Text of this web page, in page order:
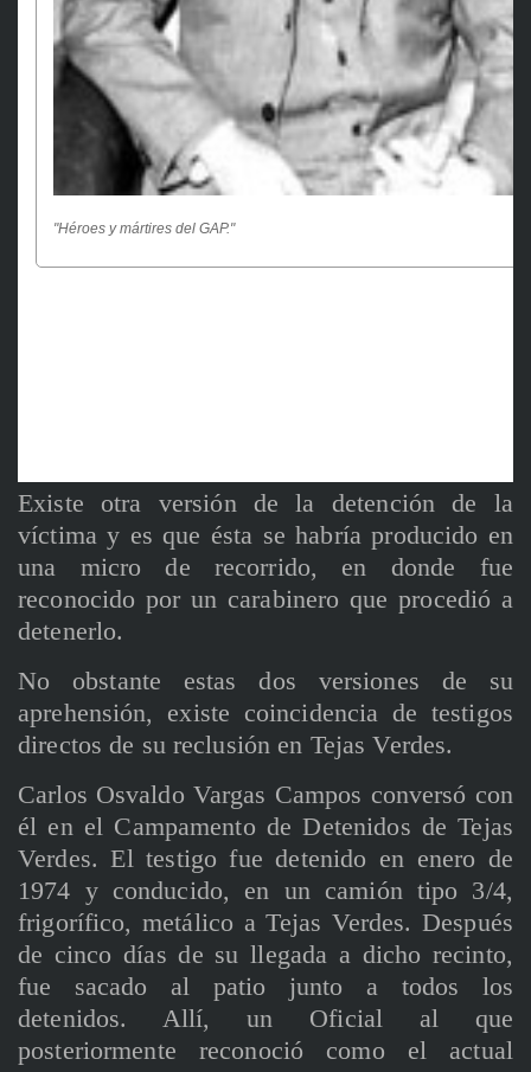
"Héroes y mártires del GAP."
Existe otra versión de la detención de la
víctima y es que ésta se habría producido en
una micro de recorrido, en donde fue
reconocido por un carabinero que procedió a
detenerlo.
No obstante estas dos versiones de su
aprehensión, existe coincidencia de testigos
directos de su reclusión en Tejas Verdes.
Carlos Osvaldo Vargas Campos conversó con
él en el Campamento de Detenidos de Tejas
Verdes. El testigo fue detenido en enero de
1974 y conducido, en un camión tipo 3/4,
frigorífico, metálico a Tejas Verdes. Después
de cinco días de su llegada a dicho recinto,
fue sacado al patio junto a todos los
detenidos. Allí, un Oficial al que
posteriormente reconoció como el actual